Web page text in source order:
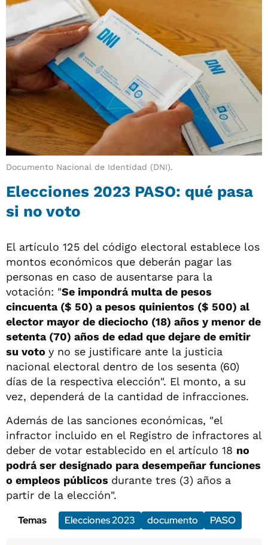
Documento Nacional de Identidad (DNI).
Elecciones 2023 PASO: qué pasa
si no voto
El artículo 125 del código electoral establece los
montos económicos que deberán pagar las
personas en caso de ausentarse para la
votación: "Se impondrá multa de pesos
cincuenta ($ 50) a pesos quinientos ($ 500) al
elector mayor de dieciocho (18) años y menor de
setenta (70) años de edad que dejare de emitir
su voto y no se justificare ante la justicia
nacional electoral dentro de los sesenta (60)
días de la respectiva elección". El monto, a su
vez, dependerá de la cantidad de infracciones.
Además de las sanciones económicas, "el
infractor incluido en el Registro de infractores al
deber de votar establecido en el artículo 18 no
podrá ser designado para desempeñar funciones
o empleos públicos durante tres (3) años a
partir de la elección".
Temas
Elecciones 2023 documento PASO